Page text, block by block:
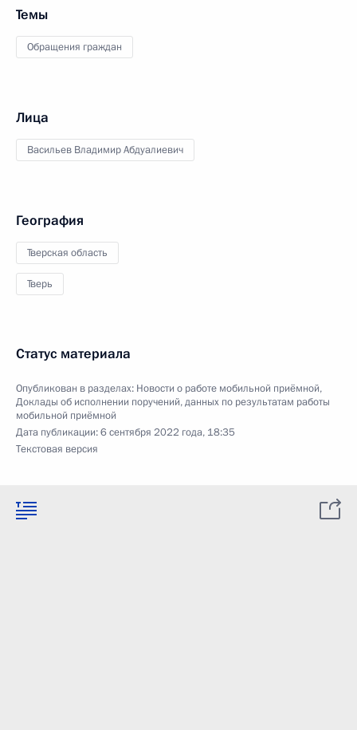
Темы
Обращения граждан
Лица
Васильев Владимир Абдуалиевич
География
Тверская область
Тверь
Статус материала
Опубликован в разделах: Новости о работе мобильной приёмной,
Доклады об исполнении поручений, данных по результатам работы
мобильной приёмной
Дата публикации:6 сентября 2022 года, 18:35
Текстовая версия